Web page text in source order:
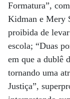
Formatura”,
Kidman e Mery
proibida de
escola; “Duas
em que a dublê
tornando uma
Justiça”,